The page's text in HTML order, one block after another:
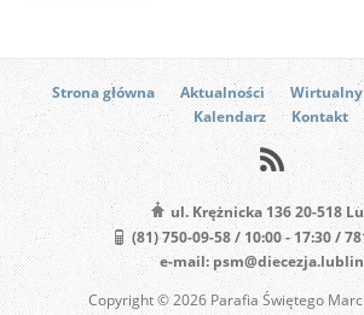
Strona główna Aktualności Wirtualny
Kalendarz
Kontakt
ul. Krężnicka 136 20-518
(81) 750-09-58 / 10:00 - 17:30 /
e-mail:
Copyright © 2026 Parafia Świętego